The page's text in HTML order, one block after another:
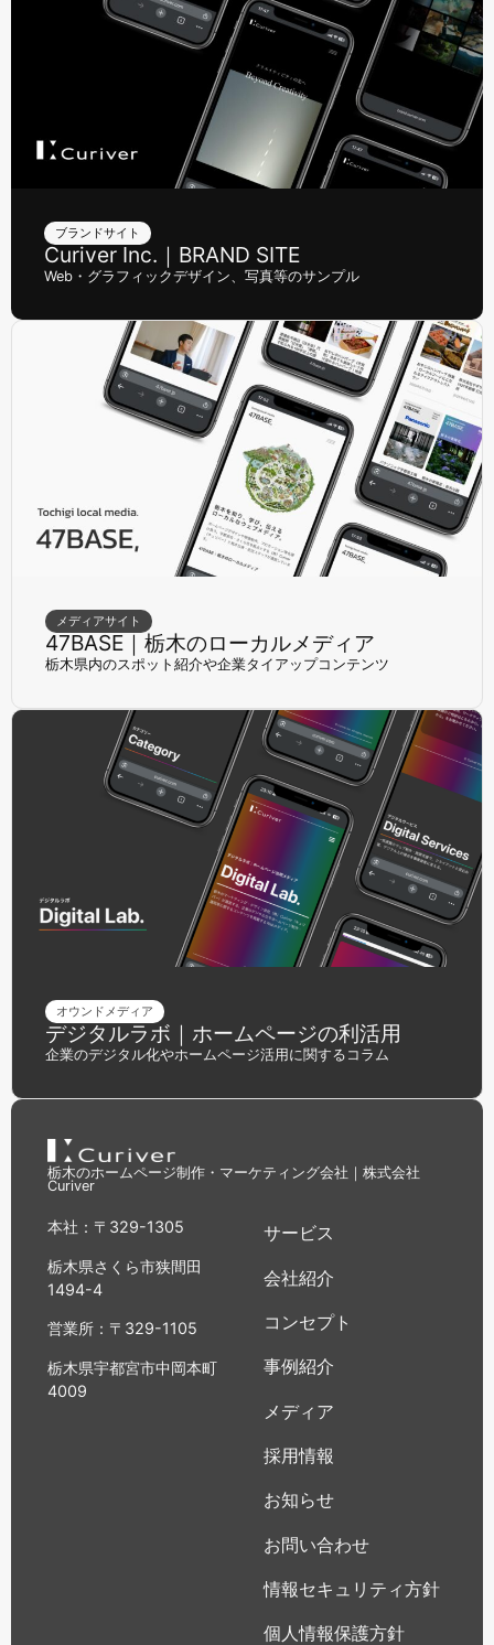
ブランドサイト
Curiver Inc.｜BRAND SITE
Web・グラフィックデザイン、写真等のサンプル
メディアサイト
47BASE｜栃木のローカルメディア
栃木県内のスポット紹介や企業タイアップコンテンツ
オウンドメディア
デジタルラボ｜ホームページの利活用
企業のデジタル化やホームページ活用に関するコラム
栃木のホームページ制作・マーケティング会社｜株式会社
Curiver
本社：〒329-1305
栃木県さくら市狭間田
1494-4
営業所：〒329-1105
栃木県宇都宮市中岡本町
4009
サービス
会社紹介
コンセプト
事例紹介
メディア
採用情報
お知らせ
お問い合わせ
情報セキュリティ方針
個人情報保護方針